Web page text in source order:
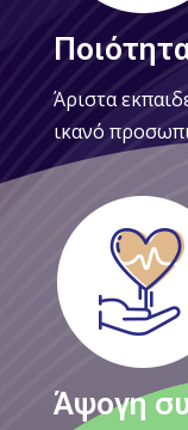
Άριστα
ικανό
Άψογη